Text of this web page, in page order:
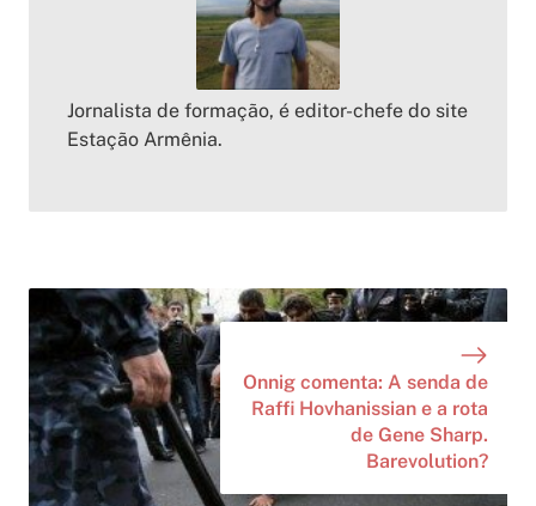
Jornalista de formação, é editor-chefe do site
Estação Armênia.
Onnig comenta: A senda de
Raffi Hovhanissian e a rota
de Gene Sharp.
Barevolution?